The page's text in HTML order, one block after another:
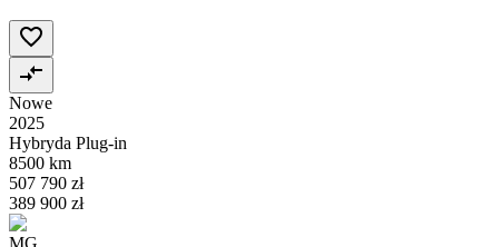
Nowe
2025
Hybryda Plug-in
8500 km
507 790 zł
389 900 zł